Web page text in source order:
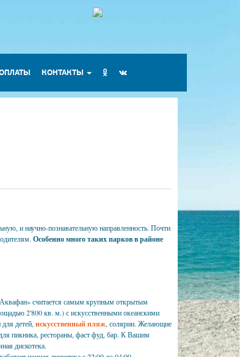
КОНТАКТЫ
и научно-познавательную направленность. Почти
Особенно много таких парков в районе
считается самым крупным открытым
2'800 кв. м.) с искусственными океанскими
детей, искусственный пляж, солярии. Желающие
пикника, рестораны, фаст фуд, бар. К Вашим
дискотека.